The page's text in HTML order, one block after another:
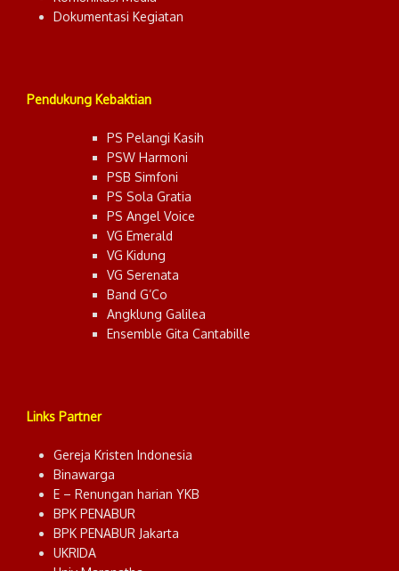
Dokumentasi Kegiatan
Pendukung Kebaktian
PS Pelangi Kasih
PSW Harmoni
PSB Simfoni
PS Sola Gratia
PS Angel Voice
VG Emerald
VG Kidung
VG Serenata
Band G’Co
Angklung Galilea
Ensemble Gita Cantabille
Links Partner
Gereja Kristen Indonesia
Binawarga
E – Renungan harian YKB
BPK PENABUR
BPK PENABUR Jakarta
UKRIDA